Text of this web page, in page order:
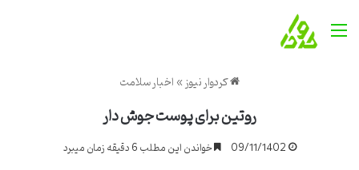
منو
کردوار نیوز»اخبار سلامت
روتین برای پوست جوش دار
09/11/1402 خواندن این مطلب 6 دقیقه زمان میبرد